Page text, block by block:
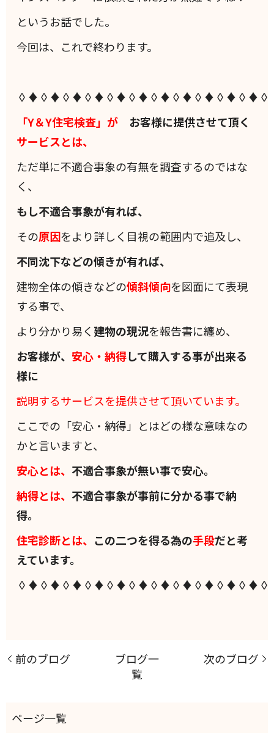
というお話でした。
今回は、これで終わります。
「Y＆Y住宅検査」が お客様に提供させて頂く
サービスとは、
ただ単に不適合事象の有無を調査するのではな
く、
もし不適合事象が有れば、
その原因をより詳しく目視の範囲内で追及し、
不同沈下などの傾きが有れば、
建物全体の傾きなどの傾斜傾向を図面にて表現
する事で、
より分かり易く 建物の現況を報告書に纏め、
お客様が、 安心・納得して購入する事が出来る
様に
説明するサービスを提供させて頂いています。
ここでの「安心・納得」とはどの様な意味なの
かと言いますと、
安心とは、 不適合事象が無い事で安心。
納得とは、 不適合事象が事前に分かる事で納
得。
住宅診断とは、 この二つを得る為の手段だと考
えています。
前のブログ
ブログ一
覧
次のブログ